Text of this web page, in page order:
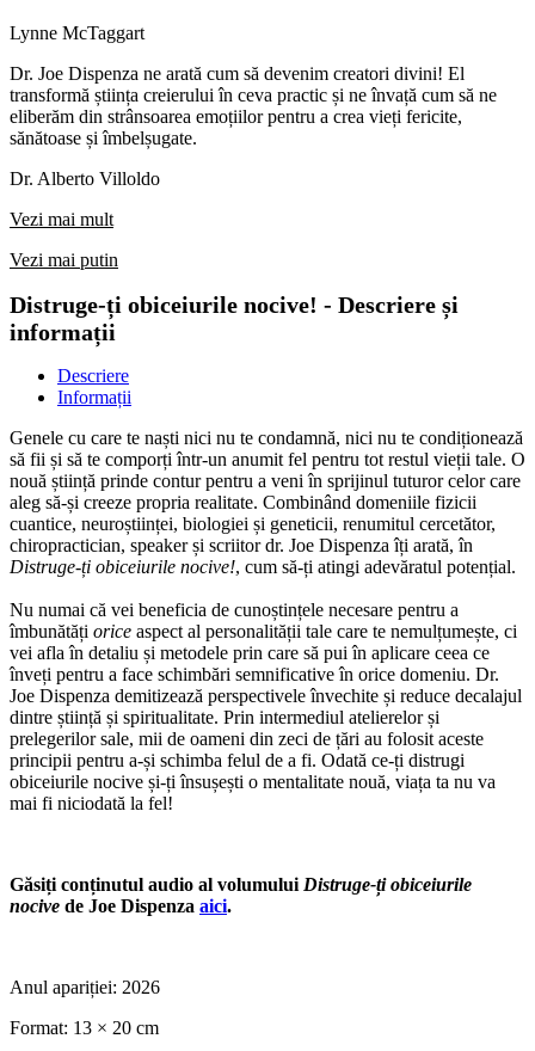
Lynne McTaggart
Dr. Joe Dispenza ne arată cum să devenim creatori divini! El
transformă știința creierului în ceva practic și ne învață cum să ne
eliberăm din strânsoarea emoțiilor pentru a crea vieți fericite,
sănătoase și îmbelșugate.
Dr. Alberto Villoldo
Vezi mai mult
Vezi mai putin
Distruge-ți obiceiurile nocive! - Descriere și
informații
Descriere
Informații
Genele cu care te naști nici nu te condamnă, nici nu te condiționează
să fii și să te comporți într-un anumit fel pentru tot restul vieții tale. O
nouă știință prinde contur pentru a veni în sprijinul tuturor celor care
aleg să-și creeze propria realitate. Combinând domeniile fizicii
cuantice, neuroștiinței, biologiei și geneticii, renumitul cercetător,
chiropractician, speaker și scriitor dr. Joe Dispenza îți arată, în
Distruge-ți obiceiurile nocive!, cum să-ți atingi adevăratul potențial.
Nu numai că vei beneficia de cunoștințele necesare pentru a
îmbunătăți orice aspect al personalității tale care te nemulțumește, ci
vei afla în detaliu și metodele prin care să pui în aplicare ceea ce
înveți pentru a face schimbări semnificative în orice domeniu. Dr.
Joe Dispenza demitizează perspectivele învechite și reduce decalajul
dintre știință și spiritualitate. Prin intermediul atelierelor și
prelegerilor sale, mii de oameni din zeci de țări au folosit aceste
principii pentru a-și schimba felul de a fi. Odată ce-ți distrugi
obiceiurile nocive și-ți însușești o mentalitate nouă, viața ta nu va
mai fi niciodată la fel!
Găsiți conținutul audio al volumului Distruge-ți obiceiurile
nocive de Joe Dispenza aici.
Anul apariției: 2026
Format: 13 × 20 cm